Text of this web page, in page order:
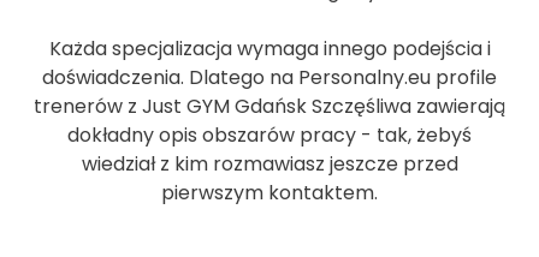
Każda specjalizacja wymaga innego podejścia i
doświadczenia. Dlatego na Personalny.eu profile
trenerów z Just GYM Gdańsk Szczęśliwa zawierają
dokładny opis obszarów pracy - tak, żebyś
wiedział z kim rozmawiasz jeszcze przed
pierwszym kontaktem.